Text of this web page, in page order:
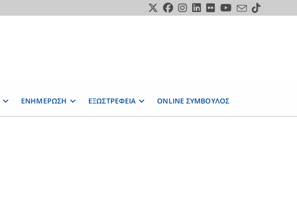
ΕΝΗΜΕΡΩΣΗ ΕΞΩΣΤΡΕΦΕΙΑ ONLINE ΣΥΜΒΟΥΛΟΣ